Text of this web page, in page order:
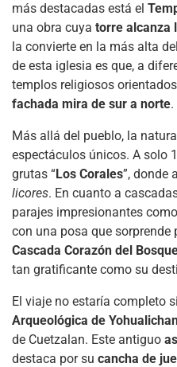
más destacadas está el
una obra cuya torre alcanza
la convierte en la más alta
de esta iglesia es que, a
templos religiosos
fachada mira de sur a norte.
Más allá del pueblo, la
espectáculos únicos. A solo
grutas “Los Corales”, donde
licores. En cuanto a
parajes impresionantes
con una posa que sorprende
Cascada Corazón del
tan gratificante como su
El viaje no estaría completo
Arqueológica de
de Cuetzalan. Este antiguo
destaca por su cancha de